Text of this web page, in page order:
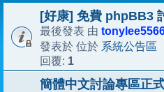
[好康] 免費 phpBB3
最後發表 由
發表於 位於 系統公告區
回覆: 1
簡體中文討論專區正